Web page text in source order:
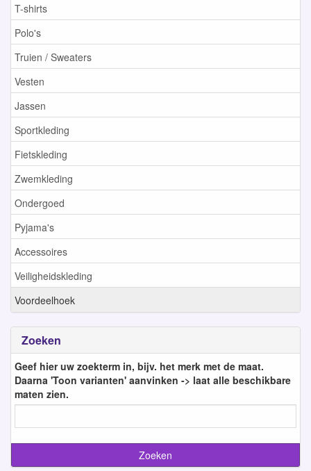
T-shirts
Polo's
Truien / Sweaters
Vesten
Jassen
Sportkleding
Fietskleding
Zwemkleding
Ondergoed
Pyjama's
Accessoires
Veiligheidskleding
Voordeelhoek
Zoeken
Geef hier uw zoekterm in, bijv. het merk met de maat.
Daarna 'Toon varianten' aanvinken -> laat alle beschikbare
maten zien.